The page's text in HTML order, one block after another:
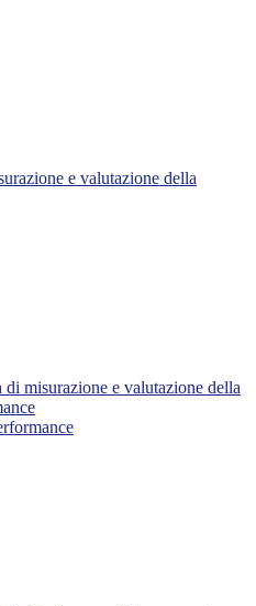
e valutazione della
di misurazione e valutazione della